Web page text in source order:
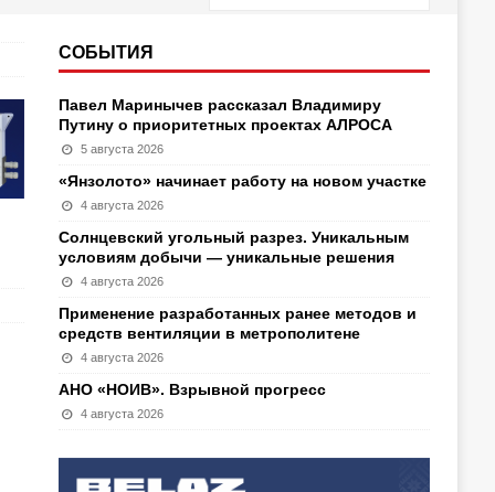
СОБЫТИЯ
Павел Маринычев рассказал Владимиру
Путину о приоритетных проектах АЛРОСА
5 августа 2026
«Янзолото» начинает работу на новом участке
4 августа 2026
Солнцевский угольный разрез. Уникальным
условиям добычи — уникальные решения
4 августа 2026
Применение разработанных ранее методов и
средств вентиляции в метрополитене
4 августа 2026
АНО «НОИВ». Взрывной прогресс
4 августа 2026